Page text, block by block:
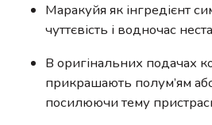
Маракуйя як інгредієнт
чуттєвість і водночас
В оригінальних подачах
прикрашають полум’ям
посилюючи тему